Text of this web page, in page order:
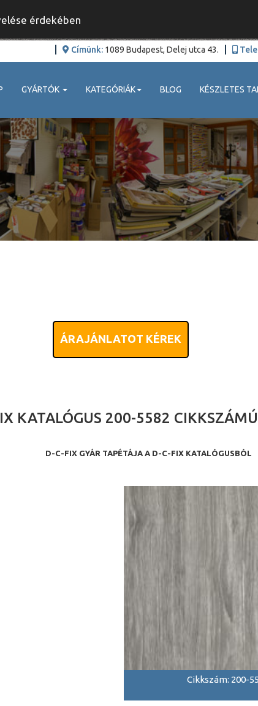
érdekében
Címünk: 1089 Budapest, Delej utca 43.
GYÁRTÓK KATEGÓRIÁK BLOG KÉSZLETES
ÁRAJÁNLATOT KÉREK
KATALÓGUS 200-5582
D-C-FIX GYÁR TAPÉTÁJA A D-C-FIX KATALÓGUSBÓL
Cikkszám: 200-